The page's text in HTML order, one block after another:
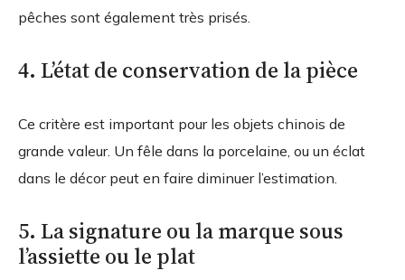
pêches sont également très prisés.
4. L’état de conservation de la pièce
Ce critère est important pour les objets chinois de
grande valeur. Un fêle dans la porcelaine, ou un éclat
dans le décor peut en faire diminuer l’estimation.
5. La signature ou la marque sous
l’assiette ou le plat